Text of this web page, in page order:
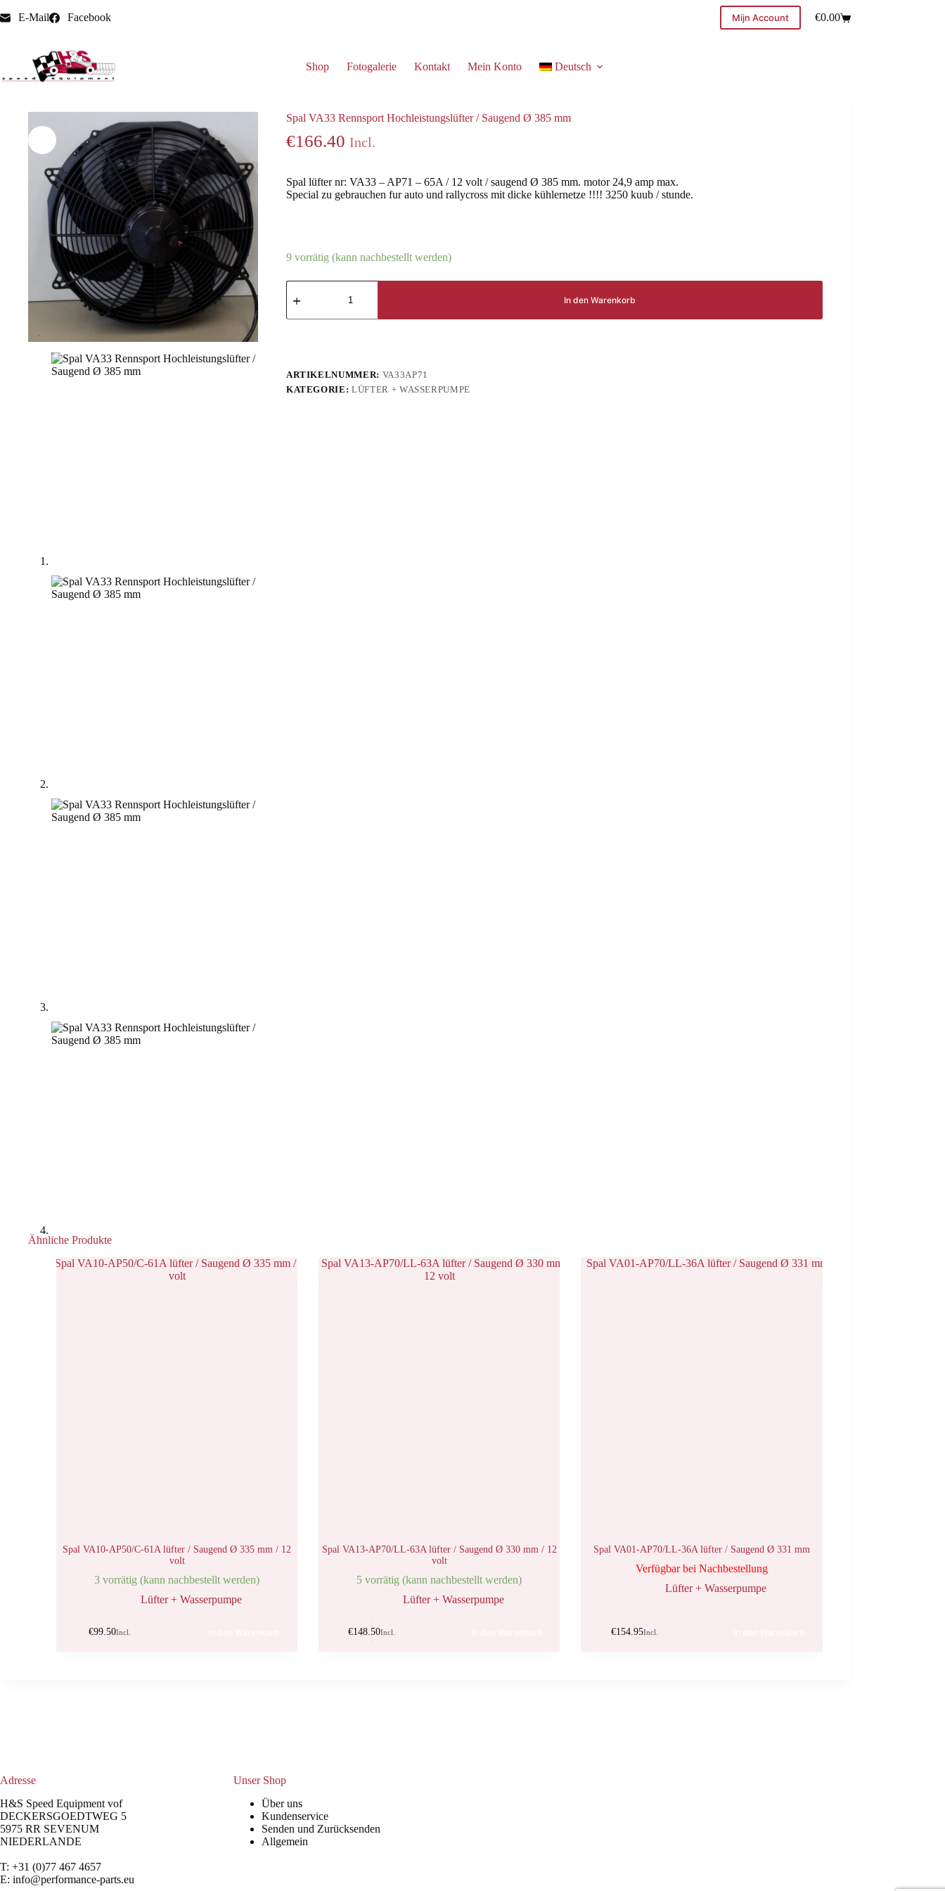
E-Mail Facebook Mijn Account €0.00
Shop Fotogalerie Kontakt Mein Konto
Deutsch
Start
Lüfter + Wasserpumpe
Spal VA33 Rennsport Hochleistungslüfter / Saugend Ø 385 mm
€166.40 Incl.
Spal lüfter nr: VA33 – AP71 – 65A / 12 volt / saugend Ø 385 mm. motor 24,9 amp max.
Special zu gebrauchen fur auto und rallycross mit dicke kühlernetze !!!! 3250 kuub / stunde.
9 vorrätig (kann nachbestellt werden)
In den Warenkorb
ARTIKELNUMMER: VA33AP71
KATEGORIE:LÜFTER + WASSERPUMPE
Ähnliche Produkte
Spal VA10-AP50/C-61A lüfter / Saugend Ø 335 mm / 12
volt
3 vorrätig (kann nachbestellt werden)
Lüfter + Wasserpumpe
€99.50Incl.
Spal VA13-AP70/LL-63A lüfter / Saugend Ø 330 mm / 12
volt
5 vorrätig (kann nachbestellt werden)
Lüfter + Wasserpumpe
€148.50Incl.
Spal VA01-AP70/LL-36A lüfter / Saugend Ø 331 mm
Verfügbar bei Nachbestellung
Lüfter + Wasserpumpe
€154.95Incl.
Adresse
H&S Speed Equipment vof
DECKERSGOEDTWEG 5
5975 RR SEVENUM
NIEDERLANDE
T: +31 (0)77 467 4657
E: info@performance-parts.eu
Unser Shop
Über uns
Kundenservice
Senden und Zurücksenden
Allgemein